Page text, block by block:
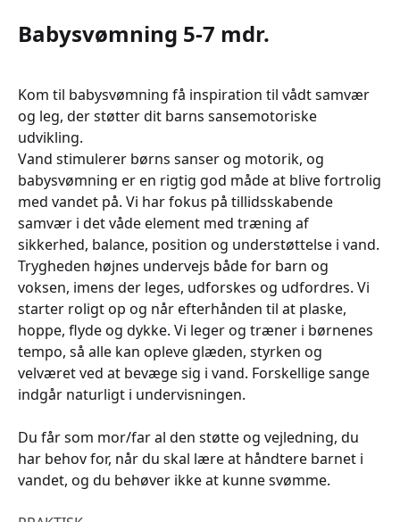
Babysvømning 5-7 mdr.
Kom til babysvømning få inspiration til vådt samvær
og leg, der støtter dit barns sansemotoriske
udvikling.
Vand stimulerer børns sanser og motorik, og
babysvømning er en rigtig god måde at blive fortrolig
med vandet på. Vi har fokus på tillidsskabende
samvær i det våde element med træning af
sikkerhed, balance, position og understøttelse i vand.
Trygheden højnes undervejs både for barn og
voksen, imens der leges, udforskes og udfordres. Vi
starter roligt op og når efterhånden til at plaske,
hoppe, flyde og dykke. Vi leger og træner i børnenes
tempo, så alle kan opleve glæden, styrken og
velværet ved at bevæge sig i vand. Forskellige sange
indgår naturligt i undervisningen.
Du får som mor/far al den støtte og vejledning, du
har behov for, når du skal lære at håndtere barnet i
vandet, og du behøver ikke at kunne svømme.